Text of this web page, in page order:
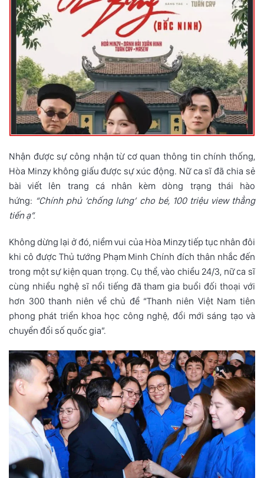
Nhận được sự công nhận từ cơ quan thông tin chính thống,
Hòa Minzy không giấu được sự xúc động. Nữ ca sĩ đã chia sẻ
bài viết lên trang cá nhân kèm dòng trạng thái hào
hứng: “Chính phủ ‘chống lưng’ cho bé, 100 triệu view thẳng
tiến ạ”.
Không dừng lại ở đó, niềm vui của Hòa Minzy tiếp tục nhân đôi
khi cô được Thủ tướng Phạm Minh Chính đích thân nhắc đến
trong một sự kiện quan trọng. Cụ thể, vào chiều 24/3, nữ ca sĩ
cùng nhiều nghệ sĩ nổi tiếng đã tham gia buổi đối thoại với
hơn 300 thanh niên về chủ đề “Thanh niên Việt Nam tiên
phong phát triển khoa học công nghệ, đổi mới sáng tạo và
chuyển đổi số quốc gia”.